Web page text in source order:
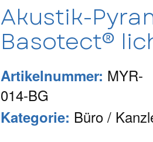
Akustik-
Basotect®
Artikelnummer: MYR-
014-BG
Kategorie: Büro /